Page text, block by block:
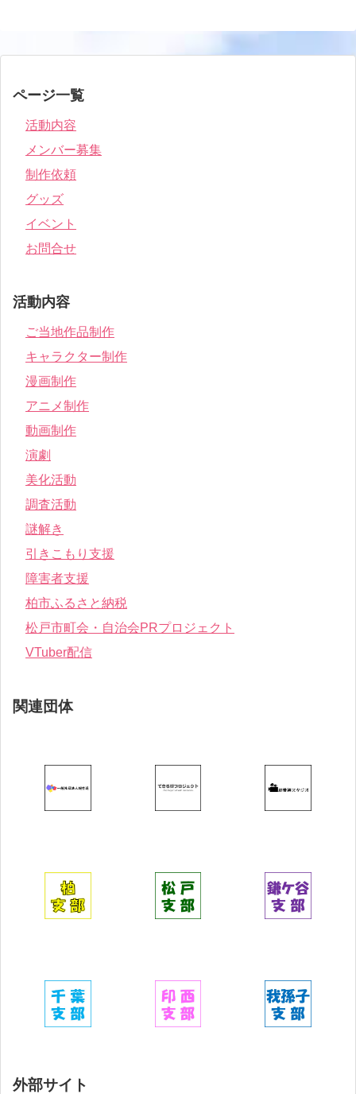
ページ一覧
活動内容
メンバー募集
制作依頼
グッズ
イベント
お問合せ
活動内容
ご当地作品制作
キャラクター制作
漫画制作
アニメ制作
動画制作
演劇
美化活動
調査活動
謎解き
引きこもり支援
障害者支援
柏市ふるさと納税
松戸市町会・自治会PRプロジェクト
VTuber配信
関連団体
外部サイト